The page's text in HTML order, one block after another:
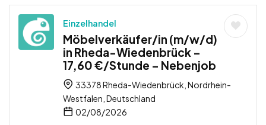
Einzelhandel
Möbelverkäufer/in (m/w/d)
in Rheda-Wiedenbrück –
17,60 €/Stunde – Nebenjob
33378 Rheda-Wiedenbrück, Nordrhein-
Westfalen, Deutschland
02/08/2026